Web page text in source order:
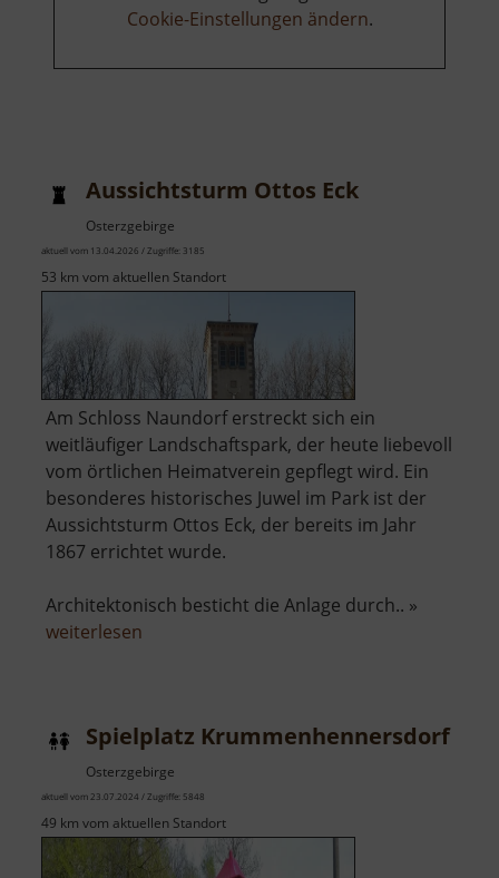
Cookie-Einstellungen ändern.
Aussichtsturm Ottos Eck
Osterzgebirge
aktuell vom 13.04.2026 / Zugriffe: 3185
53 km vom aktuellen Standort
Am Schloss Naundorf erstreckt sich ein
weitläufiger Landschaftspark, der heute liebevoll
vom örtlichen Heimatverein gepflegt wird. Ein
besonderes historisches Juwel im Park ist der
Aussichtsturm Ottos Eck, der bereits im Jahr
1867 errichtet wurde.
Architektonisch besticht die Anlage durch.. »
weiterlesen
Spielplatz Krummenhennersdorf
Osterzgebirge
aktuell vom 23.07.2024 / Zugriffe: 5848
49 km vom aktuellen Standort